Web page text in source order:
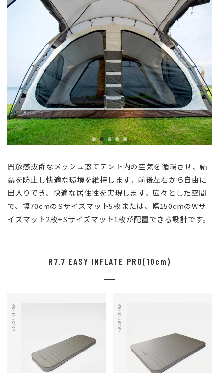
開放感抜群なメッシュ窓でテント内の空気を循環させ、結
露を防止し快適な環境を維持します。前後左右から自由に
出入りでき、快適な居住性を実現します。広々とした空間
で、幅70cmのSサイズマット5枚または、幅150cmのWサ
イズマット2枚+Sサイズマット1枚が配置できる設計です。
R7.7 EASY INFLATE PRO(10cm)
RWS0362S/SP RWS0362W/WP